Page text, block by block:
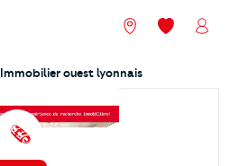
Nos agences
Mes
Immobilier ouest lyonnais
️ 🗞️